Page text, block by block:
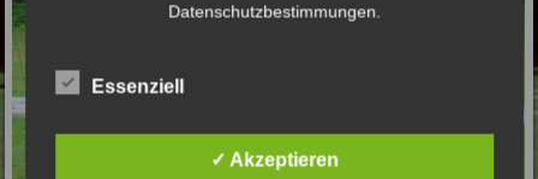
Datenschutzbestimmungen.
Essenziell
✓ Akzeptieren